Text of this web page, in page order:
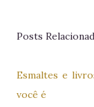
Posts
Esmaltes e
você é